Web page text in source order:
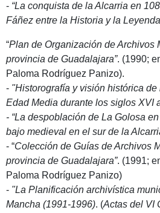
- “La conquista de la Alcarria en
Fáñez entre la Historia y la
“Plan de Organización de Archivos
provincia de Guadalajara”. (1990;
Paloma Rodríguez Panizo).
- "Historografía y visión histórica
Edad Media durante los siglos XVI
- “La despoblación de La Golosa
bajo medieval en el sur de la
- “Colección de Guías de Archivos
provincia de Guadalajara”. (1991;
Paloma Rodríguez Panizo)
- "La Planificación archivística
Mancha (1991-1996). (Actas del VI